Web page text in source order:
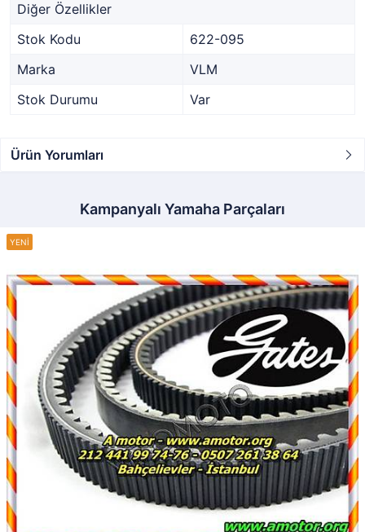
Diğer Özellikler
Stok Kodu
622-095
Marka
VLM
Stok Durumu
Var
Ürün Yorumları
Kampanyalı Yamaha Parçaları